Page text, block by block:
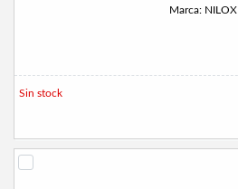
Marca: NILOX
Sin stock